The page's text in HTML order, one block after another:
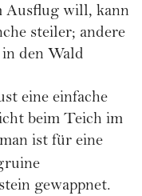
Ausflug will, kann
steiler; andere
den Wald
eine einfache
beim Teich im
ist für eine
gewappnet.